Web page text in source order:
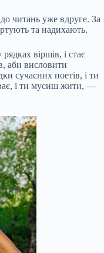
читань уже вдруге. За
та надихають.
віршів, і стає
аби висловити
сучасних поетів, і ти
і ти мусиш жити, —